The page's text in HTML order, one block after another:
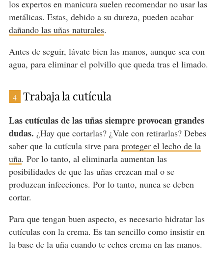
los expertos en manicura suelen recomendar no usar las
metálicas. Estas, debido a su dureza, pueden acabar
dañando las uñas naturales.
Antes de seguir, lávate bien las manos, aunque sea con
agua, para eliminar el polvillo que queda tras el limado.
4 Trabaja la cutícula
Las cutículas de las uñas siempre provocan grandes
dudas. ¿Hay que cortarlas? ¿Vale con retirarlas? Debes
saber que la cutícula sirve para proteger el lecho de la
uña. Por lo tanto, al eliminarla aumentan las
posibilidades de que las uñas crezcan mal o se
produzcan infecciones. Por lo tanto, nunca se deben
cortar.
Para que tengan buen aspecto, es necesario hidratar las
cutículas con la crema. Es tan sencillo como insistir en
la base de la uña cuando te eches crema en las manos.